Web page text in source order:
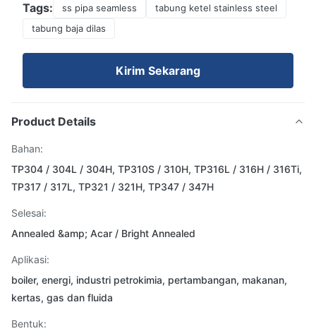
Tags: ss pipa seamless
tabung ketel stainless steel
tabung baja dilas
Kirim Sekarang
Product Details
Bahan:
TP304 / 304L / 304H, TP310S / 310H, TP316L / 316H / 316Ti,
TP317 / 317L, TP321 / 321H, TP347 / 347H
Selesai:
Annealed &amp; Acar / Bright Annealed
Aplikasi:
boiler, energi, industri petrokimia, pertambangan, makanan,
kertas, gas dan fluida
Bentuk: